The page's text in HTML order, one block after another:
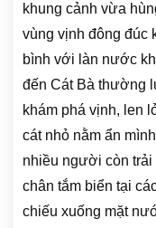
khung cảnh vừa
vùng vịnh đông đúc
bình với làn nước
đến Cát Bà thường
khám phá vịnh, len
cát nhỏ nằm ẩn
nhiều người còn
chân tắm biển tại
chiếu xuống mặt